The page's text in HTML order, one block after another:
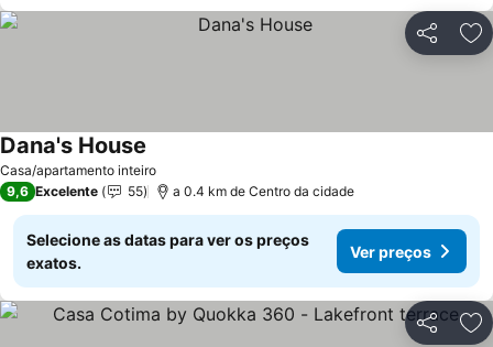
Partilhar
Casa/apartamento inteiro
Dana's House
9,6 Excelente 55 a 0.4 km de Centro da cidade
Selecione as datas para ver os preços
exatos.
Ver preços
Partilhar